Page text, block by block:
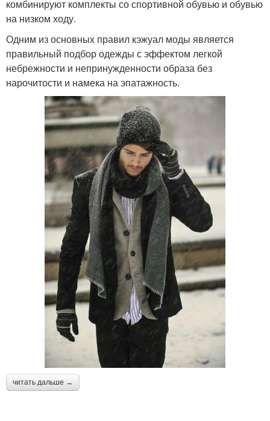
комбинируют комплекты со спортивной обувью и обувью
на низком ходу.
Одним из основных правил кэжуал моды является
правильный подбор одежды с эффектом легкой
небрежности и непринужденности образа без
нарочитости и намека на эпатажность.
читать дальше →